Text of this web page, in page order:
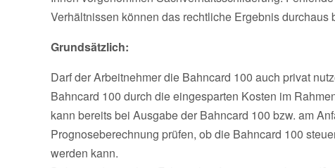
Verhältnissen können das rechtliche Ergebnis durchaus
Grundsätzlich:
Darf der Arbeitnehmer die Bahncard 100 auch privat
Bahncard 100 durch die eingesparten Kosten im
kann bereits bei Ausgabe der Bahncard 100 bzw. am
Prognoseberechnung prüfen, ob die Bahncard 100
werden kann.